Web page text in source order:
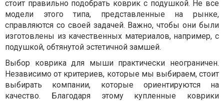
стоит правильно подобрать коврик с подушкой. Не все
модели этого типа, представленные на рынке,
справляются со своей задачей. Важно, чтобы они были
изготовлены из качественных материалов, например, с
подушкой, обтянутой эстетичной замшей.
Выбор коврика для мыши практически неограничен.
Независимо от критериев, которые мы выбираем, стоит
выбирать компании, которые ориентируются на
качество. Благодаря этому купленные коврики